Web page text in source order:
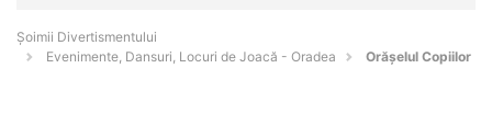
Şoimii Divertismentului
Evenimente, Dansuri, Locuri de Joacă - Oradea
Orășelul Copiilor